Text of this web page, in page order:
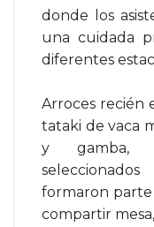
donde los
una cuidada
diferentes
Arroces recién
tataki de vaca
y gamba,
formaron parte
compartir